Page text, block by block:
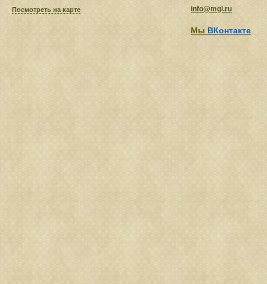
Посмотреть на карте info@mgl.ru
Мы ВКонтакте